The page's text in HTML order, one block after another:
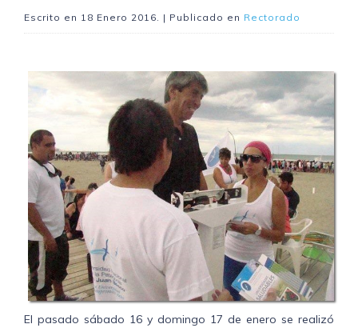
Escrito en 18 Enero 2016. | Publicado en Rectorado
El pasado sábado 16 y domingo 17 de enero se realizó